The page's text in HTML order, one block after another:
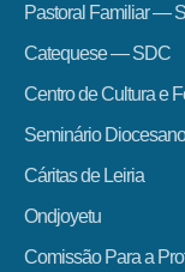
Pastoral Familiar —
Catequese — SDC
Centro de Cultura e
Seminário Diocesano
Cáritas de Leiria
Ondjoyetu
Comissão Para a